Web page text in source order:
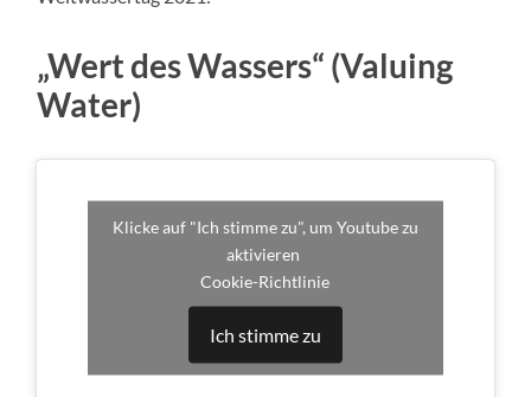
„Wert des Wassers“ (Valuing
Water)
Klicke auf "Ich stimme zu", um Youtube zu
aktivieren
Cookie-Richtlinie
Ich stimme zu